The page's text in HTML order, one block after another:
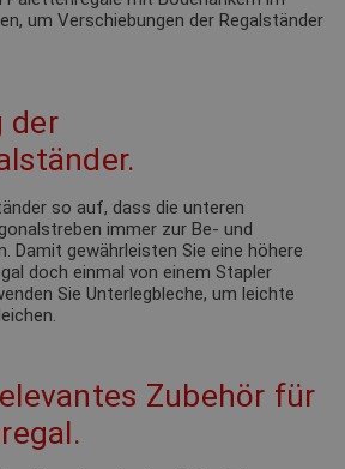
um Verschiebungen der Regalständer
der
so auf, dass die unteren
immer zur Be- und
Damit gewährleisten Sie eine höhere
doch einmal von einem Stapler
Sie Unterlegbleche, um leichte
Zubehör für